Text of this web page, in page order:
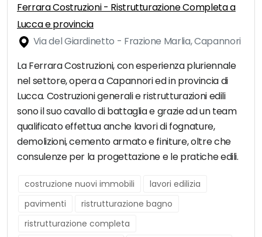
Ferrara Costruzioni - Ristrutturazione Completa a
Lucca e provincia
Via del Giardinetto - Frazione Marlia, Capannori
La Ferrara Costruzioni, con esperienza pluriennale
nel settore, opera a Capannori ed in provincia di
Lucca. Costruzioni generali e ristrutturazioni edili
sono il suo cavallo di battaglia e grazie ad un team
qualificato effettua anche lavori di fognature,
demolizioni, cemento armato e finiture, oltre che
consulenze per la progettazione e le pratiche edili.
costruzione nuovi immobili
lavori edilizia
pavimenti
ristrutturazione bagno
ristrutturazione completa